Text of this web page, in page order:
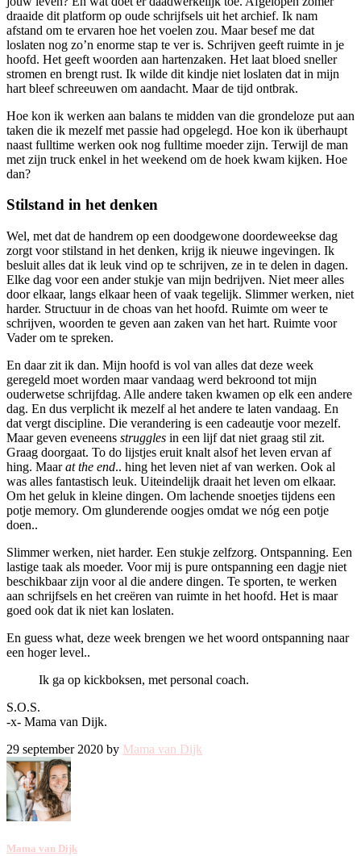
draaide dit platform op oude schrijfsels uit het archief. Ik nam
afstand om te ervaren hoe het voelen zou. Maar besef me dat
loslaten nog zo’n enorme stap te ver is. Schrijven geeft ruimte in je
hoofd. Het geeft woorden aan hartenzaken. Het laat bloed sneller
stromen en brengt rust. Ik wilde dit kindje niet loslaten dat in mijn
hart bleef schreeuwen om aandacht. Maar de tijd ontbrak.
Hoe kon ik werken aan balans te midden van die grondeloze put aan
taken die ik mezelf met passie had opgelegd. Hoe kon ik überhaupt
naast fulltime werken ook nog fulltime moeder zijn. Terwijl de man
met zijn truck enkel in het weekend om de hoek kwam kijken. Hoe
dan?
Stilstand in het denken
Wel, met dat de handrem op een doodgewone doordeweekse dag
zorgt voor stilstand in het denken, krijg ik nieuwe ingevingen. Ik
besluit alles dat ik leuk vind op te schrijven, ze in te delen in dagen.
Elke dag voor een ander stukje van mijn bedrijven. Niet meer alles
door elkaar, langs elkaar heen of vaak tegelijk. Slimmer werken, niet
harder. Structuur in de choas van het hoofd. Ruimte om weer te
schrijven, woorden te geven aan zaken van het hart. Ruimte voor
Vader om te spreken.
En daar zit ik dan. Mijn hoofd is vol van alles dat deze week
geregeld moet worden maar vandaag werd bekroond tot mijn
ouderwetse schrijfdag. Alle andere taken kwamen op elk een andere
dag. En dus verplicht ik mezelf al het andere te laten vandaag. En
dat vergt discipline. Die verandering is een cadeautje voor mezelf.
Maar geven eveneens struggles in een lijf dat niet graag stil zit.
Graag doorgaat. To do lijstjes eruit knalt alsof het leven ervan af
hing. Maarat the end.. hing het leven niet af van werken. Ook al
was alles fantastisch leuk. Uiteindelijk draait het leven om elkaar.
Om het geluk in kleine dingen. Om lachende snoetjes tijdens een
potje memory. Om glunderende oogjes omdat we nóg een potje
doen..
Slimmer werken, niet harder. Een stukje zelfzorg. Ontspanning. Een
lastige taak als moeder. Voor mij is pure ontspanning een dagje niet
beschikbaar zijn voor al die andere dingen. Te sporten, te werken
aan schrijfsels en het creëren van ruimte in het hoofd. Het is maar
goed ook dat ik niet kan loslaten.
En guess what, deze week brengen we het woord ontspanning naar
een hoger level..
Ik ga op kickboksen, met personal coach.
S.O.S.
-x- Mama van Dijk.
29 september 2020 by Mama van Dijk
Mama van Dijk